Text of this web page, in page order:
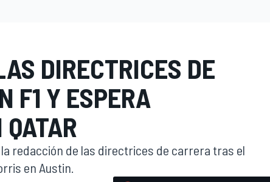
DIRECTRICES DE
F1 Y ESPERA
redacción de las directrices de carrera tras el
en Austin.